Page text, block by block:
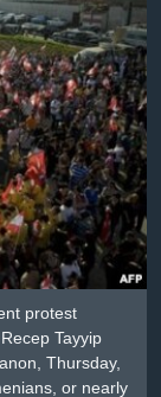
protest
Tayyip
Thursday,
or nearly